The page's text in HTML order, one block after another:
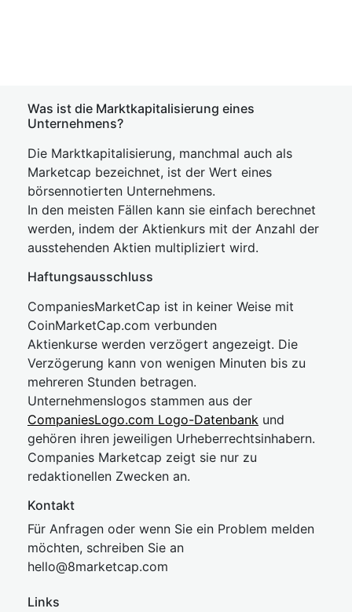
Was ist die Marktkapitalisierung eines
Unternehmens?
Die Marktkapitalisierung, manchmal auch als
Marketcap bezeichnet, ist der Wert eines
börsennotierten Unternehmens.
In den meisten Fällen kann sie einfach berechnet
werden, indem der Aktienkurs mit der Anzahl der
ausstehenden Aktien multipliziert wird.
Haftungsausschluss
CompaniesMarketCap ist in keiner Weise mit
CoinMarketCap.com verbunden
Aktienkurse werden verzögert angezeigt. Die
Verzögerung kann von wenigen Minuten bis zu
mehreren Stunden betragen.
Unternehmenslogos stammen aus der
CompaniesLogo.com Logo-Datenbank und
gehören ihren jeweiligen Urheberrechtsinhabern.
Companies Marketcap zeigt sie nur zu
redaktionellen Zwecken an.
Kontakt
Für Anfragen oder wenn Sie ein Problem melden
möchten, schreiben Sie an
hello@8marketcap.com
Links